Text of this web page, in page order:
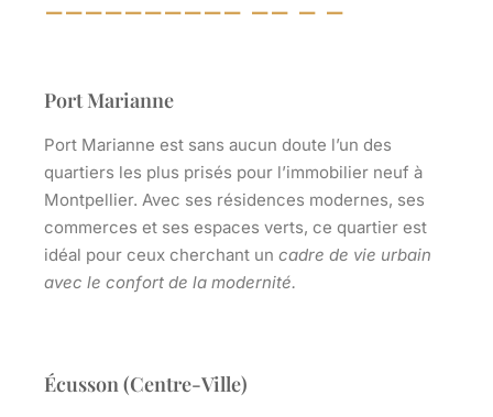
Port Marianne
Port Marianne est sans aucun doute l’un des
quartiers les plus prisés pour l’immobilier neuf à
Montpellier. Avec ses résidences modernes, ses
commerces et ses espaces verts, ce quartier est
idéal pour ceux cherchant un cadre de vie urbain
avec le confort de la modernité.
Écusson (Centre-Ville)